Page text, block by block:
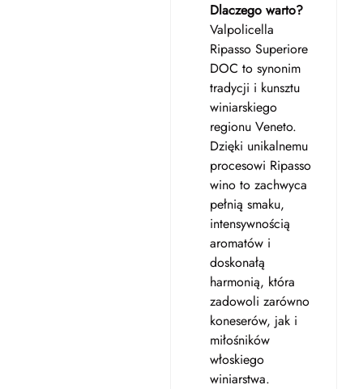
Dlaczego warto?
Valpolicella
Ripasso Superiore
DOC to synonim
tradycji i kunsztu
winiarskiego
regionu Veneto.
Dzięki unikalnemu
procesowi Ripasso
wino to zachwyca
pełnią smaku,
intensywnością
aromatów i
doskonałą
harmonią, która
zadowoli zarówno
koneserów, jak i
miłośników
włoskiego
winiarstwa.